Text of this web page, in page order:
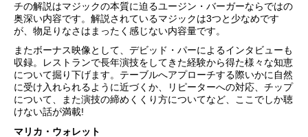
チの解説はマジックの本質に迫るユージン・バーガーならではの
奥深い内容です。解説されているマジックは3つと少なめです
が、物足りなさはまったく感じない内容量です。
またボーナス映像として、デビッド・パーによるインタビューも
収録。レストランで長年演技をしてきた経験から得た様々な知恵
について掘り下げます。テーブルへアプローチする際いかに自然
に受け入れられるように近づくか、リピーターへの対応、チップ
について、また演技の締めくくり方についてなど、ここでしか聴
けない話が満載!
マリカ・ウォレット